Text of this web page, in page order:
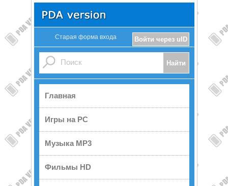
Войти через uID
Старая форма входа
Главная
Игры на PC
Музыка MP3
Фильмы HD